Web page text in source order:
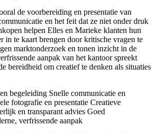
de voorbereiding en presentatie van
en het feit dat ze niet onder druk
helpen Elles en Marieke klanten hun
in te kaart brengen door kritische vragen te
marktonderzoek en tonen inzicht in de
aanpak van het kantoor spreekt
bereidheid om creatief te denken als situaties
begeleiding Snelle communicatie en
fotografie en presentatie Creatieve
en transparant advies Goed
verfrissende aanpak